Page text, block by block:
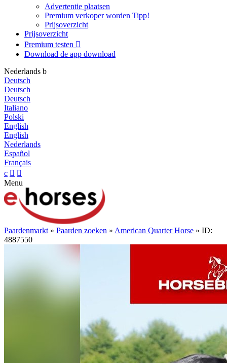
Advertentie plaatsen
Premium verkoper worden Tipp!
Prijsoverzicht
Prijsoverzicht
Premium testen 
Download de app download
Nederlands b
Deutsch
Deutsch
Deutsch
Italiano
Polski
English
English
Nederlands
Español
Français
c  
Menu
Paardenmarkt » Paarden zoeken » American Quarter Horse » ID:
4887550